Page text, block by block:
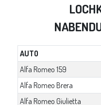
AUTO
Alfa Romeo 159
Alfa Romeo Brera
Alfa Romeo Giulietta